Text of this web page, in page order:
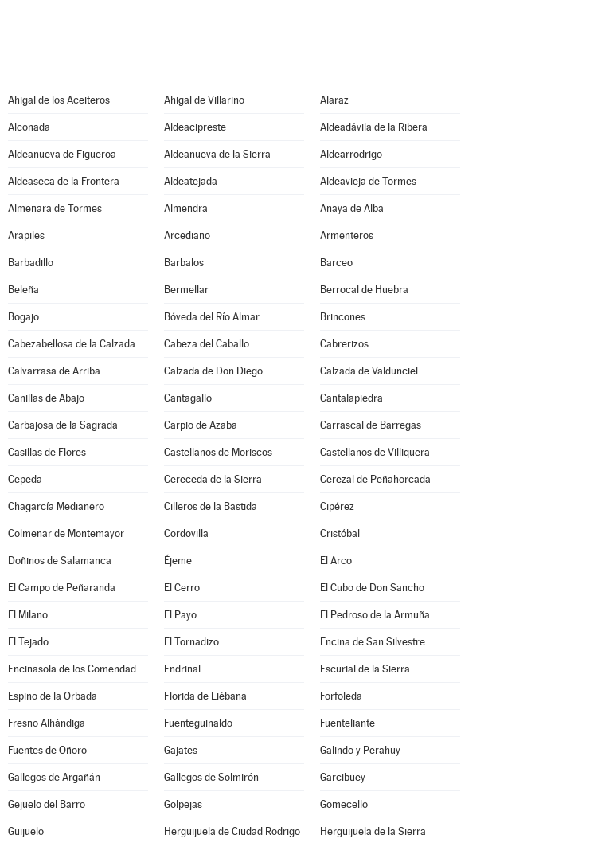
Ahigal de los Aceiteros Ahigal de Villarino Alaraz
Alconada Aldeacipreste Aldeadávila de la Ribera
Aldeanueva de Figueroa Aldeanueva de la Sierra Aldearrodrigo
Aldeaseca de la Frontera Aldeatejada Aldeavieja de Tormes
Almenara de Tormes Almendra Anaya de Alba
Arapiles Arcediano Armenteros
Barbadillo Barbalos Barceo
Beleña Bermellar Berrocal de Huebra
Bogajo Bóveda del Río Almar Brincones
Cabezabellosa de la Calzada Cabeza del Caballo Cabrerizos
Calvarrasa de Arriba Calzada de Don Diego Calzada de Valdunciel
Canillas de Abajo Cantagallo Cantalapiedra
Carbajosa de la Sagrada Carpio de Azaba Carrascal de Barregas
Casillas de Flores Castellanos de Moriscos Castellanos de Villiquera
Cepeda Cereceda de la Sierra Cerezal de Peñahorcada
Chagarcía Medianero Cilleros de la Bastida Cipérez
Colmenar de Montemayor Cordovilla Cristóbal
Doñinos de Salamanca Éjeme El Arco
El Campo de Peñaranda El Cerro El Cubo de Don Sancho
El Milano El Payo El Pedroso de la Armuña
El Tejado El Tornadizo Encina de San Silvestre
Encinasola de los Comendadores Endrinal Escurial de la Sierra
Espino de la Orbada Florida de Liébana Forfoleda
Fresno Alhándiga Fuenteguinaldo Fuenteliante
Fuentes de Oñoro Gajates Galindo y Perahuy
Gallegos de Argañán Gallegos de Solmirón Garcibuey
Gejuelo del Barro Golpejas Gomecello
Guijuelo Herguijuela de Ciudad Rodrigo Herguijuela de la Sierra